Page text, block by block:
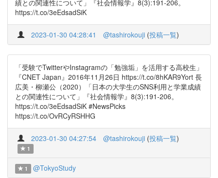
績との関連性について」『社会情報学』8(3):191-206。
https://t.co/3eEdsadSiK
2023-01-30 04:28:41 @tashirokouji (投稿一覧)
「受験でTwitterやInstagramの「勉強垢」を活用する高校生」
『CNET Japan』2016年11月26日 https://t.co/8hKAR9Yort 長
広美・柳瀬公（2020）「日本の大学生のSNS利用と学業成績
との関連性について」『社会情報学』8(3):191-206。
https://t.co/3eEdsadSiK #NewsPicks
https://t.co/OvRCyRSHHG
2023-01-30 04:27:54 @tashirokouji (投稿一覧)
1
1 @TokyoStudy